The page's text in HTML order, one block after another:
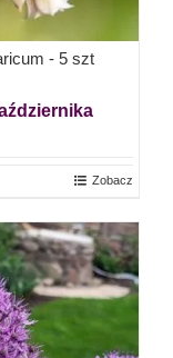
- 5 szt
Zobacz